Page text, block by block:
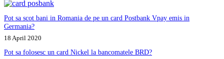
Pot sa scot bani in Romania de pe un card Postbank Vpay emis in
Germania?
18 April 2020
Pot sa folosesc un card Nickel la bancomatele BRD?